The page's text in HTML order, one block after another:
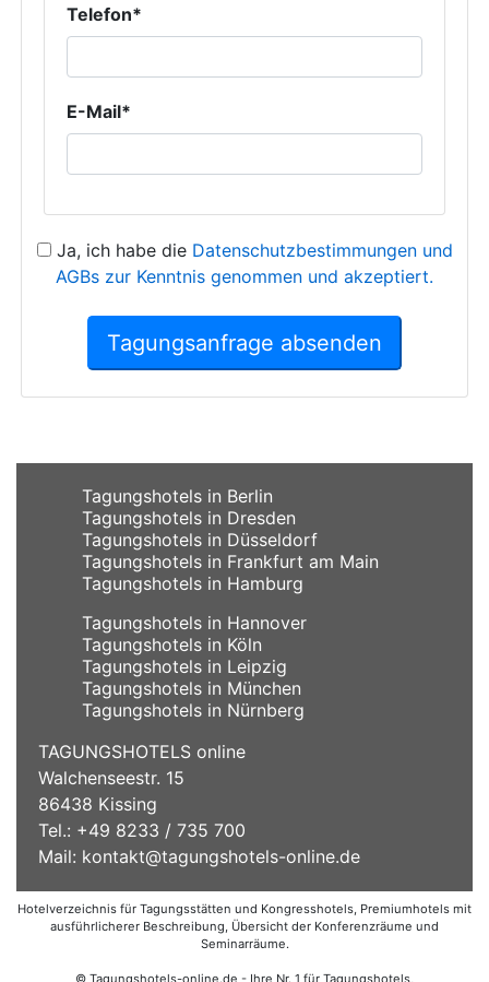
Telefon*
E-Mail*
Ja, ich habe die Datenschutzbestimmungen und
AGBs zur Kenntnis genommen und akzeptiert.
Tagungsanfrage absenden
Tagungshotels in Berlin
Tagungshotels in Dresden
Tagungshotels in Düsseldorf
Tagungshotels in Frankfurt am Main
Tagungshotels in Hamburg
Tagungshotels in Hannover
Tagungshotels in Köln
Tagungshotels in Leipzig
Tagungshotels in München
Tagungshotels in Nürnberg
TAGUNGSHOTELS online
Walchenseestr. 15
86438 Kissing
Tel.: +49 8233 / 735 700
Mail: kontakt@tagungshotels-online.de
Hotelverzeichnis für Tagungsstätten und Kongresshotels, Premiumhotels mit
ausführlicherer Beschreibung, Übersicht der Konferenzräume und
Seminarräume.